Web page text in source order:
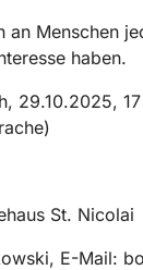
an Menschen
haben.
29.10.2025,
St. Nicolai
E-Mail: